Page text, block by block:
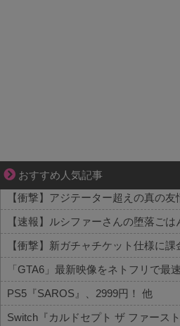
おすすめ人気記事
夫婦なのに、心が一番遠かった日々
【衝撃】アジテーター超えの真の
PS5『SAROS』、2999円！ 他
Switch『カルドセプト ザ ファース